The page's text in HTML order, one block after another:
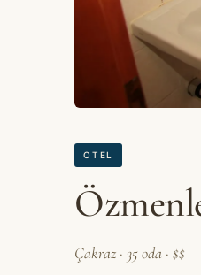
OTEL
Çakraz · 35 oda · $$